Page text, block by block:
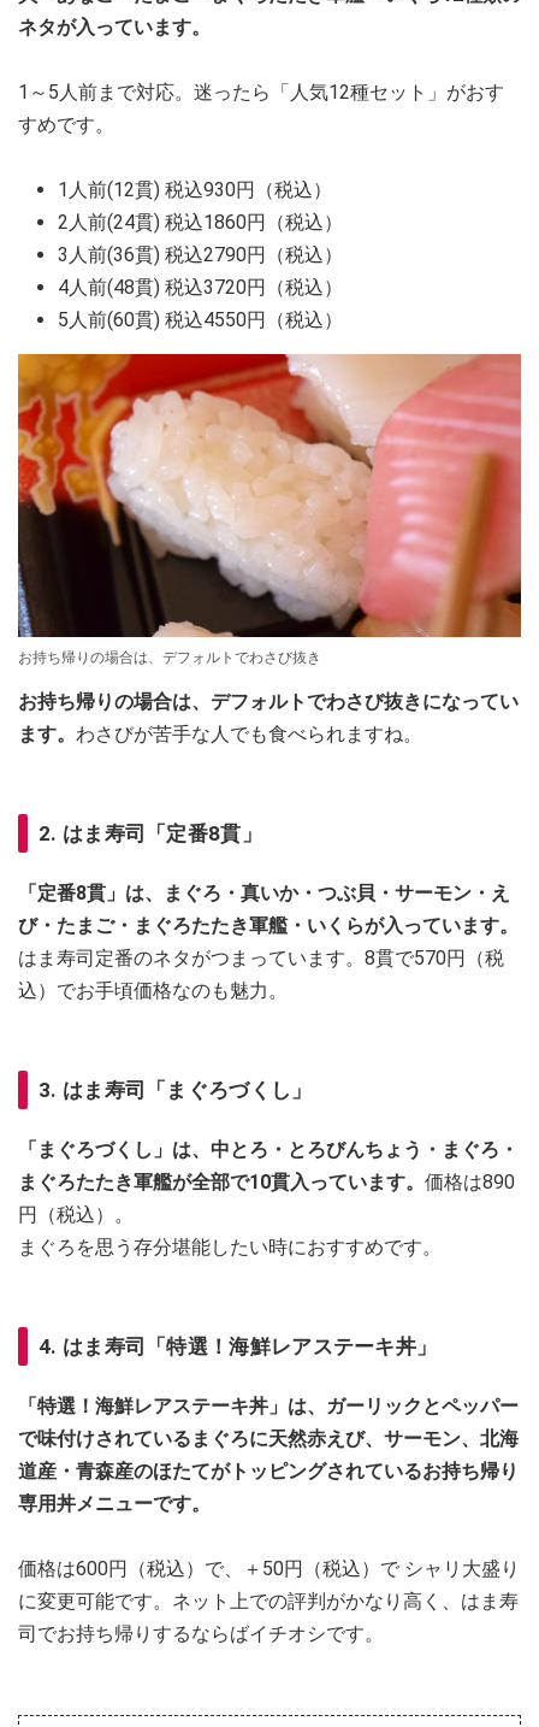
ネタが入っています。
1～5人前まで対応。迷ったら「人気12種セット」がおす
すめです。
1人前(12貫) 税込930円（税込）
2人前(24貫) 税込1860円（税込）
3人前(36貫) 税込2790円（税込）
4人前(48貫) 税込3720円（税込）
5人前(60貫) 税込4550円（税込）
お持ち帰りの場合は、デフォルトでわさび抜き
お持ち帰りの場合は、デフォルトでわさび抜きになってい
ます。 わさびが苦手な人でも食べられますね。
2. はま寿司「定番8貫」
「定番8貫」は、まぐろ・真いか・つぶ貝・サーモン・え
び・たまご・まぐろたたき軍艦・いくらが入っています。
はま寿司定番のネタがつまっています。8貫で570円（税
込）でお手頃価格なのも魅力。
3. はま寿司「まぐろづくし」
「まぐろづくし」は、中とろ・とろびんちょう・まぐろ・
まぐろたたき軍艦が全部で10貫入っています。 価格は890
円（税込）。
まぐろを思う存分堪能したい時におすすめです。
4. はま寿司「特選！海鮮レアステーキ丼」
「特選！海鮮レアステーキ丼」は、ガーリックとペッパー
で味付けされているまぐろに天然赤えび、サーモン、北海
道産・青森産のほたてがトッピングされているお持ち帰り
専用丼メニューです。
価格は600円（税込）で、＋50円（税込）で シャリ大盛り
に変更可能です。ネット上での評判がかなり高く、はま寿
司でお持ち帰りするならばイチオシです。